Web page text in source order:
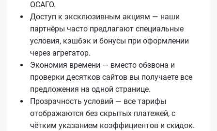
ОСАГО.
Доступ к эксклюзивным акциям — наши
партнёры часто предлагают специальные
условия, кэшбэк и бонусы при оформлении
через агрегатор.
Экономия времени — вместо обзвона и
проверки десятков сайтов вы получаете все
предложения на одной странице.
Прозрачность условий — все тарифы
отображаются без скрытых платежей, с
чётким указанием коэффициентов и скидок.